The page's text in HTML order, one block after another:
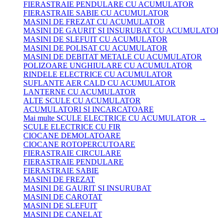
FIERASTRAIE PENDULARE CU ACUMULATOR
FIERASTRAIE SABIE CU ACUMULATOR
MASINI DE FREZAT CU ACUMULATOR
MASINI DE GAURIT SI INSURUBAT CU
MASINI DE SLEFUIT CU ACUMULATOR
MASINI DE POLISAT CU ACUMULATOR
MASINI DE DEBITAT METALE CU ACUMULATOR
POLIZOARE UNGHIULARE CU ACUMULATOR
RINDELE ELECTRICE CU ACUMULATOR
SUFLANTE AER CALD CU ACUMULATOR
LANTERNE CU ACUMULATOR
ALTE SCULE CU ACUMULATOR
ACUMULATORI SI INCARCATOARE
Mai multe SCULE ELECTRICE CU ACUMULATOR →
SCULE ELECTRICE CU FIR
CIOCANE DEMOLATOARE
CIOCANE ROTOPERCUTOARE
FIERASTRAIE CIRCULARE
FIERASTRAIE PENDULARE
FIERASTRAIE SABIE
MASINI DE FREZAT
MASINI DE GAURIT SI INSURUBAT
MASINI DE CAROTAT
MASINI DE SLEFUIT
MASINI DE CANELAT